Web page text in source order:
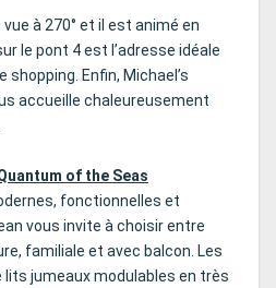
à 270° et il est animé en
le pont 4 est l’adresse idéale
Enfin, Michael’s
accueille chaleureusement
of the Seas
fonctionnelles et
vous invite à choisir entre
familiale et avec balcon. Les
jumeaux modulables en très